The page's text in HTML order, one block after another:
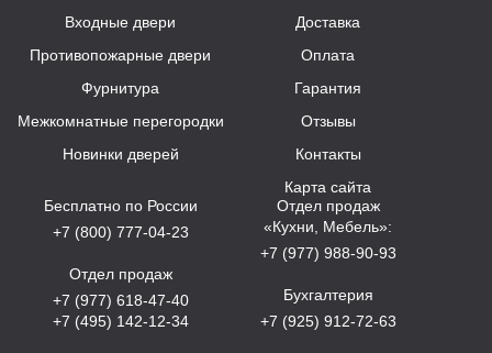
Входные двери
Противопожарные двери
Фурнитура
Межкомнатные перегородки
Новинки дверей
Доставка
Оплата
Гарантия
Отзывы
Контакты
Карта сайта
Бесплатно по России
+7 (800) 777-04-23
Отдел продаж
+7 (977) 618-47-40
+7 (495) 142-12-34
Отдел продаж
«Кухни, Мебель»:
+7 (977) 988-90-93
Бухгалтерия
+7 (925) 912-72-63